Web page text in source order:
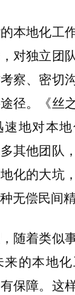
本地化工
对独立团
察、密切
径。《丝
速地对本
其他团队
化的大坑
无偿民间精
随着类似
来的本地
保障。这